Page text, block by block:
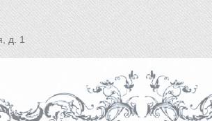
д. 1